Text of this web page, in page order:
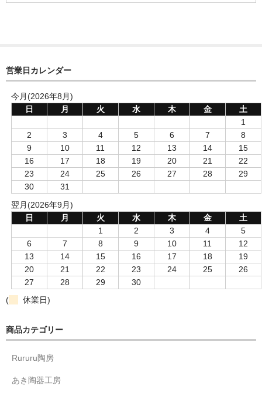
営業日カレンダー
今月(2026年8月)
日
月 火 水 木 金
土
1
2
3 4 5 6 7
8
9
10 11 12 13 14
15
16
17 18 19 20 21
22
23
24 25 26 27 28
29
30
31
翌月(2026年9月)
日
月 火 水 木 金
土
1
2 3 4
5
6
7 8 9 10 11
12
13
14 15 16 17 18
19
20
21 22 23 24 25
26
27
28 29
30
(
休業日)
商品カテゴリー
Rururu陶房
あき陶器工房